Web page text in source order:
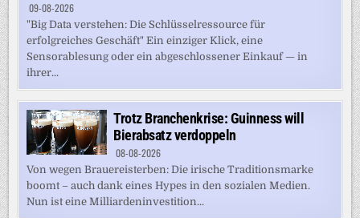
09-08-2026
"Big Data verstehen: Die Schlüsselressource für
erfolgreiches Geschäft" Ein einziger Klick, eine
Sensorablesung oder ein abgeschlossener Einkauf — in
ihrer...
Trotz Branchenkrise: Guinness will
Bierabsatz verdoppeln
08-08-2026
Von wegen Brauereisterben: Die irische Traditionsmarke
boomt – auch dank eines Hypes in den sozialen Medien.
Nun ist eine Milliardeninvestition...